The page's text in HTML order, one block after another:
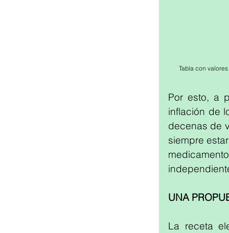
Tabla con
Por esto, a
inflación de
decenas de
siempre
UNA
La receta